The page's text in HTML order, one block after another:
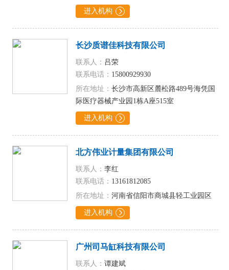
进入机构 
长沙质谱佳科技有限公司
联系人： 吕荣
联系电话： 15800929930
所在地址： 长沙市高新区麓松路489号海凭国
际医疗器械产业园1栋A座515室
进入机构 
北方伟业计量集团有限公司
联系人： 李红
联系电话： 13161812085
所在地址： 河南省信阳市商城县轻工业园区
进入机构 
广州司马缸科技有限公司
联系人： 谭建斌